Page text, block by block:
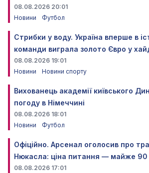
08.08.2026 20:01
Новини
Футбол
Стрибки у воду. Україна вперше в
команди виграла золото Євро у
08.08.2026 19:01
Новини
Новини спорту
Вихованець академії київського
погоду в Німеччині
08.08.2026 18:01
Новини
Футбол
Офіційно. Арсенал оголосив про
Нюкасла: ціна питання — майже 90
08.08.2026 17:01